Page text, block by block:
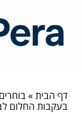
דף הבית»
בעקבות החלום